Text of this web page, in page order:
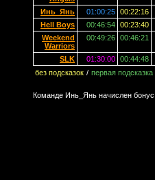
Инь_Янь 01:00:25 00:22:16
Hell Boys
00:46:54 00:23:40
Weekend
Warriors
00:49:26 00:46:21
SLK 01:30:00 00:44:48
без подсказок / первая подсказка
Команде Инь_Янь начислен